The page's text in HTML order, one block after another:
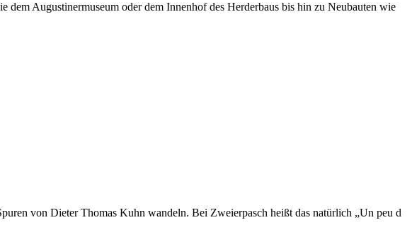
Augustinermuseum oder dem Innenhof des Herderbaus bis hin zu Neubauten wie
von Dieter Thomas Kuhn wandeln. Bei Zweierpasch heißt das natürlich „Un peu d